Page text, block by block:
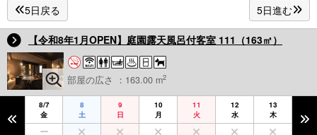
5日戻る 5日進む
【令和8年1月OPEN】庭園露天風呂付客室 111（163㎡）
部屋の広さ ：163.00 m2
8/7
金
8
土
9
日
10
月
11
火
12
水
13
木